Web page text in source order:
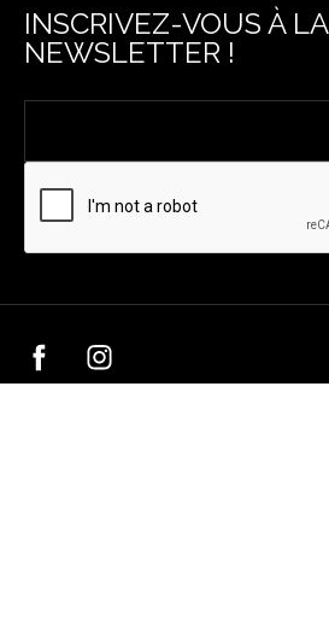
INSCRIVEZ-VOUS À LA
NEWSLETTER !